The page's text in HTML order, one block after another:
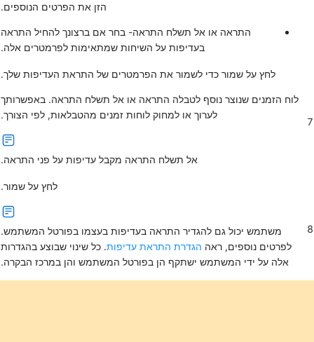
הזן את הפרטים הנוספים.
התראה או אל תשלח התראה- בחר אם ברצונך להחיל התראה
בעדיפות על השיחות שמתאימות לפרמטרים אלה.
7
לחץ על שמור כדי לשמור את הפרמטרים של התראת העדיפות שלך.
לוח הזמנים שנוצר נוסף לטבלה התראה או אל תשלח התראה. באפשרותך
לערוך או למחוק לוחות זמנים מהטבלאות, לפי הצורך.
אל תשלח התראה מקבל עדיפות על פני התראה.
8
לחץ על שמור.
משתמש יכול גם להגדיר התראה בעדיפות בעצמו בפורטל המשתמש.
לפרטים נוספים, ראה הגדרת התראת עדיפות. כל שינוי שבוצע בהגדרות
אלה על ידי המשתמש ישתקף הן בפורטל המשתמש והן במרכז הבקרה.